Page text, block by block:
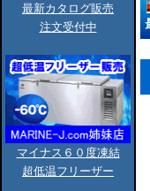
最新カタログ販売
注文受付中
マイナス６０度凍結
超低温フリーザー